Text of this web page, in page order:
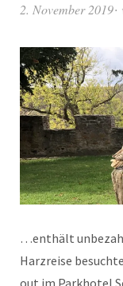
2. November 2019
…enthält
Harzreise